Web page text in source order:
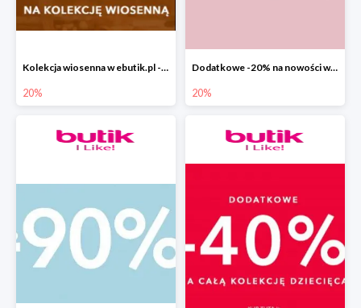
Kolekcja wiosenna w ebutik.pl -20%
20%
Dodatkowe -20% na nowości w ebutik.pl
20%